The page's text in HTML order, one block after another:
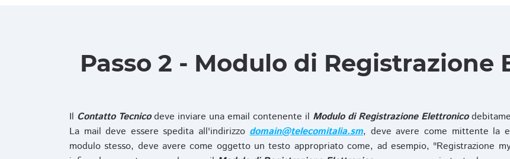
Passo 2 - Modulo di Registrazione
Il Contatto Tecnicodeve inviare una email contenente il Modulo di Registrazione Elettronico
La mail deve essere spedita all'indirizzodomain@telecomitalia.sm, deve avere come mittente la
modulo stesso, deve avere come oggetto un testo appropriato come, ad esempio, "Registrazione